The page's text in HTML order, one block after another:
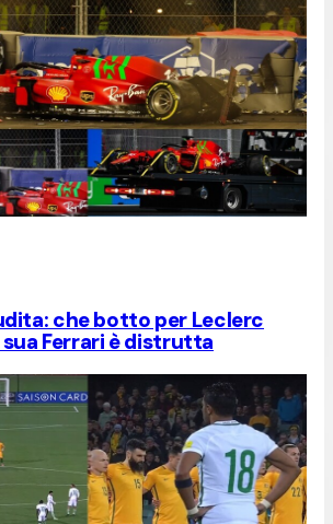
che botto per Leclerc
sua Ferrari è distrutta